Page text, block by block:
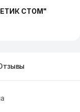
СТОМ"